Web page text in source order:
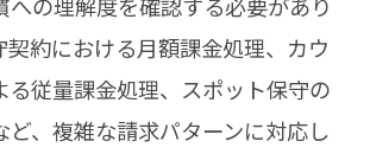
契約における月額課金処理、カウ
る従量課金処理、スポット保守の
ど、複雑な請求パターンに対応し